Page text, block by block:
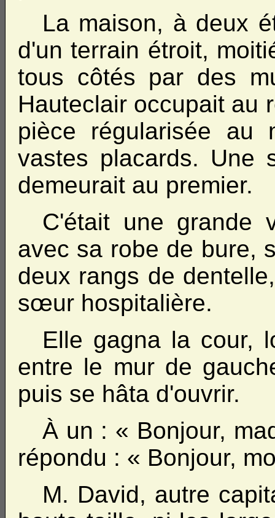
La maison, à deux
d'un terrain étroit,
tous côtés par des
Hauteclair occupait au
pièce régularisée au
vastes placards. Une
demeurait au premier.
C'était une grande
avec sa robe de bure,
deux rangs de
sœur hospitalière.
Elle gagna la cour,
entre le mur de
puis se hâta d'ouvrir.
À un : « Bonjour,
répondu : « Bonjour,
M. David, autre